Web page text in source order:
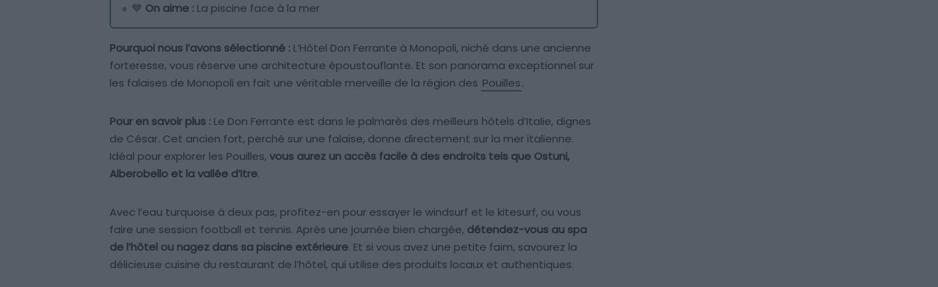
💙 On aime : La piscine face à la mer
Pourquoi nous l’avons sélectionné : L’Hôtel Don Ferrante à Monopoli, niché dans une ancienne
forteresse, vous réserve une architecture époustouflante. Et son panorama exceptionnel sur
les falaises de Monopoli en fait une véritable merveille de la région des Pouilles.
Pour en savoir plus : Le Don Ferrante est dans le palmarès des meilleurs hôtels d’Italie, dignes
de César. Cet ancien fort, perché sur une falaise, donne directement sur la mer italienne.
Idéal pour explorer les Pouilles, vous aurez un accès facile à des endroits tels que Ostuni,
Alberobello et la vallée d’Itre.
Avec l’eau turquoise à deux pas, profitez-en pour essayer le windsurf et le kitesurf, ou vous
faire une session football et tennis. Après une journée bien chargée, détendez-vous au spa
de l’hôtel ou nagez dans sa piscine extérieure. Et si vous avez une petite faim, savourez la
délicieuse cuisine du restaurant de l’hôtel, qui utilise des produits locaux et authentiques.